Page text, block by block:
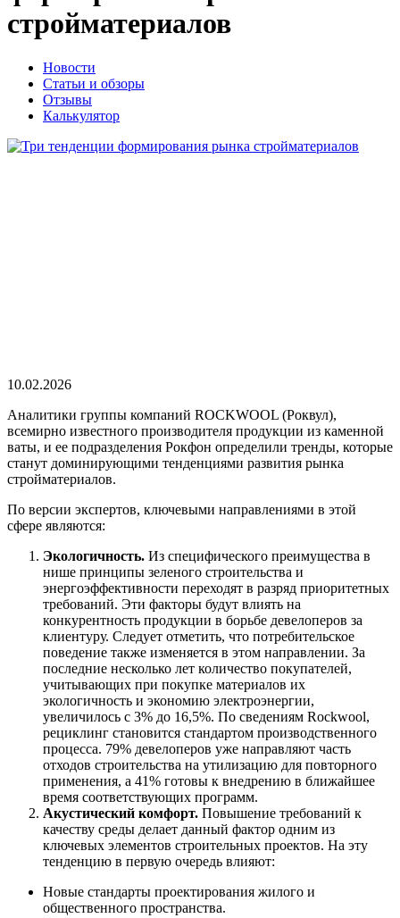
стройматериалов
Новости
Статьи и обзоры
Отзывы
Калькулятор
10.02.2026
Аналитики группы компаний ROCKWOOL (Роквул),
всемирно известного производителя продукции из каменной
ваты, и ее подразделения Рокфон определили тренды, которые
станут доминирующими тенденциями развития рынка
стройматериалов.
По версии экспертов, ключевыми направлениями в этой
сфере являются:
Экологичность. Из специфического преимущества в
нише принципы зеленого строительства и
энергоэффективности переходят в разряд приоритетных
требований. Эти факторы будут влиять на
конкурентность продукции в борьбе девелоперов за
клиентуру. Следует отметить, что потребительское
поведение также изменяется в этом направлении. За
последние несколько лет количество покупателей,
учитывающих при покупке материалов их
экологичность и экономию электроэнергии,
увеличилось с 3% до 16,5%. По сведениям Rockwool,
рециклинг становится стандартом производственного
процесса. 79% девелоперов уже направляют часть
отходов строительства на утилизацию для повторного
применения, а 41% готовы к внедрению в ближайшее
время соответствующих программ.
Акустический комфорт. Повышение требований к
качеству среды делает данный фактор одним из
ключевых элементов строительных проектов. На эту
тенденцию в первую очередь влияют:
Новые стандарты проектирования жилого и
общественного пространства.